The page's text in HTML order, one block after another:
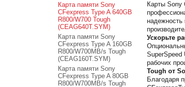
Карты Sony
надежность
Ускорьте
SuperSpeed
рабочих
Tough от
Благодаря
Карта памяти Sony
CFexpress Type A 640GB
R800/W700 Tough
(CEAG640T.SYM)
Карта памяти Sony
CFexpress Type A 160GB
R800/W700MB/s Tough
(CEAG160T.SYM)
Карта памяти Sony
CFexpress Type A 80GB
R800/W700MB/s Tough